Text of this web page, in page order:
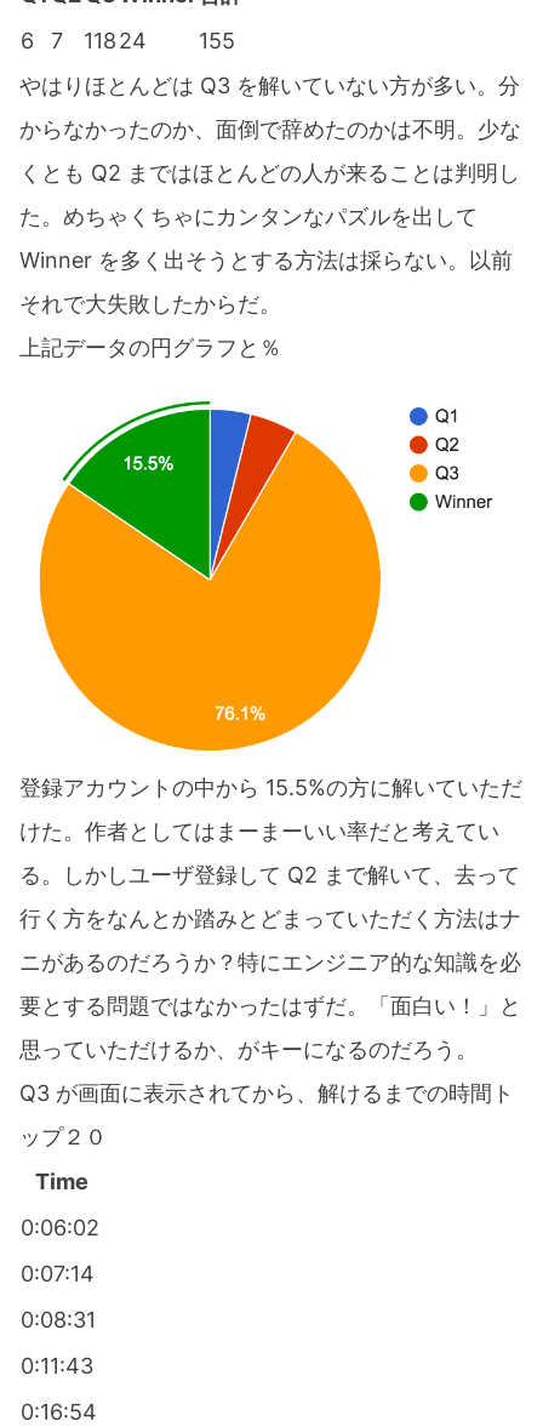
6
7 11824
155
やはりほとんどは Q3 を解いていない方が多い。分
からなかったのか、面倒で辞めたのかは不明。少な
くとも Q2 まではほとんどの人が来ることは判明し
た。めちゃくちゃにカンタンなパズルを出して
Winner を多く出そうとする方法は採らない。以前
それで大失敗したからだ。
上記データの円グラフと％
登録アカウントの中から 15.5%の方に解いていただ
けた。作者としてはまーまーいい率だと考えてい
る。しかしユーザ登録して Q2 まで解いて、去って
行く方をなんとか踏みとどまっていただく方法はナ
ニがあるのだろうか？特にエンジニア的な知識を必
要とする問題ではなかったはずだ。「面白い！」と
思っていただけるか、がキーになるのだろう。
Q3 が画面に表示されてから、解けるまでの時間ト
ップ２０
Time
0:06:02
0:07:14
0:08:31
0:11:43
0:16:54